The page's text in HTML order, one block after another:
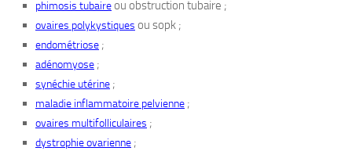
phimosis tubaireou obstruction tubaire ;
ovaires polykystiques ou sopk ;
endométriose ;
adénomyose ;
synéchie utérine ;
maladie inflammatoire pelvienne ;
ovaires multifolliculaires ;
dystrophie ovarienne ;